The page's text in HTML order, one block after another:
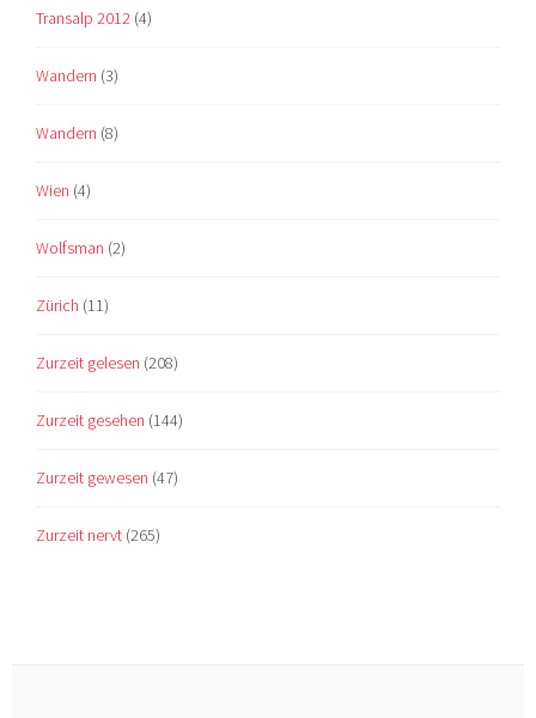
Transalp 2012 (4)
Wandern (3)
Wandern (8)
Wien (4)
Wolfsman (2)
Zürich (11)
Zurzeit gelesen (208)
Zurzeit gesehen (144)
Zurzeit gewesen (47)
Zurzeit nervt (265)